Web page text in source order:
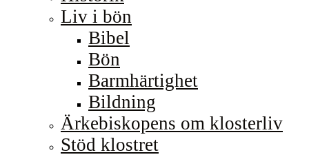
Liv i bön
Bibel
Bön
Barmhärtighet
Bildning
Ärkebiskopens om klosterliv
Stöd klostret